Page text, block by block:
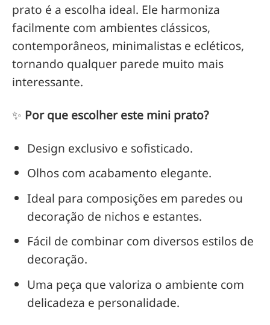
prato é a escolha ideal. Ele harmoniza
facilmente com ambientes clássicos,
contemporâneos, minimalistas e ecléticos,
tornando qualquer parede muito mais
interessante.
✨ Por que escolher este mini prato?
Design exclusivo e sofisticado.
Olhos com acabamento elegante.
Ideal para composições em paredes ou
decoração de nichos e estantes.
Fácil de combinar com diversos estilos de
decoração.
Uma peça que valoriza o ambiente com
delicadeza e personalidade.